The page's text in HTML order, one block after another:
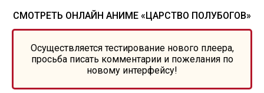
СМОТРЕТЬ ОНЛАЙН АНИМЕ «ЦАРСТВО ПОЛУБОГОВ»
Осуществляется тестирование нового плеера,
просьба писать комментарии и пожелания по
новому интерфейсу!